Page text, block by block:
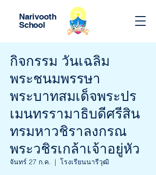
Narivooth
School
กิจกรรม วันเฉลิม
พระชนมพรรษา
พระบาทสมเด็จพระปร
เมนทรรามาธิบดีศรีสิน
ทรมหาวชิราลงกรณ
พระวชิรเกล้าเจ้าอยู่หัว
จันทร์ 27 ก.ค.
  |
โรงเรียนนารีวุฒิ